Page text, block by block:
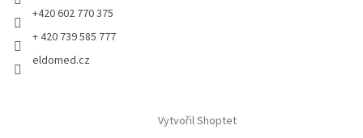
+420 602 770 375
+ 420 739 585 777
eldomed.cz
Vytvořil Shoptet